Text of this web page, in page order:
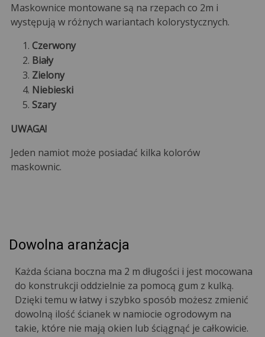
Maskownice montowane są na rzepach co 2m i
występują w różnych wariantach kolorystycznych.
Czerwony
Biały
Zielony
Niebieski
Szary
UWAGA!
Jeden namiot może posiadać kilka kolorów
maskownic.
Dowolna aranżacja
Każda ściana boczna ma 2 m długości i jest mocowana
do konstrukcji oddzielnie za pomocą gum z kulką.
Dzięki temu w łatwy i szybko sposób możesz zmienić
dowolną ilość ścianek w namiocie ogrodowym na
takie, które nie mają okien lub ściągnąć je całkowicie.